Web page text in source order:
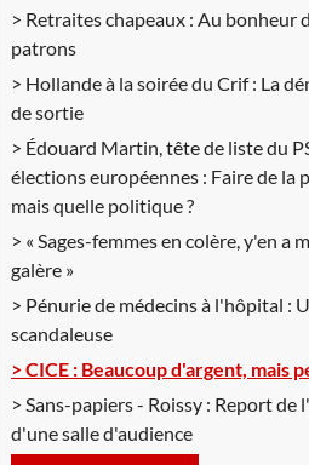
Retraites chapeaux : Au bonheur
patrons
Hollande à la soirée du Crif : La
de sortie
Édouard Martin, tête de liste du
élections européennes : Faire de la
mais quelle politique ?
« Sages-femmes en colère, y'en a
galère »
Pénurie de médecins à l'hôpital :
scandaleuse
CICE : Beaucoup d'argent, mais
Sans-papiers - Roissy : Report de
d'une salle d'audience